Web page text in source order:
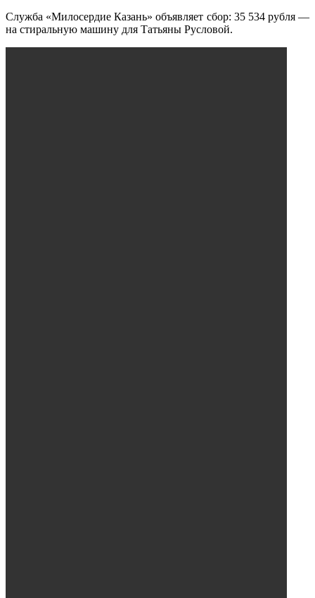
Служба «Милосердие Казань» объявляет сбор: 35 534 рубля —
на стиральную машину для Татьяны Русловой.